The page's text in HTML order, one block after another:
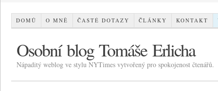
DOMŮ O MNĚ ČASTÉ DOTAZY ČLÁNKY KONTAKT
Osobní blog Tomáše Erlicha
Nápaditý weblog ve stylu NYTimes vytvořený pro spokojenost čtenářů.